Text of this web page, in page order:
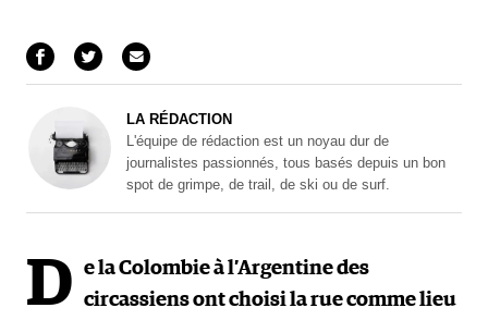
LA RÉDACTION
L'équipe de rédaction est un noyau dur de
journalistes passionnés, tous basés depuis un bon
spot de grimpe, de trail, de ski ou de surf.
D e la Colombie à l’Argentine des
circassiens ont choisi la rue comme lieu